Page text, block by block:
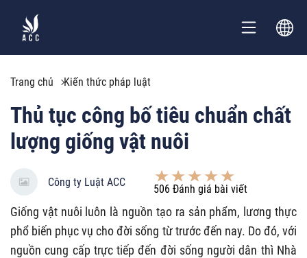
Trang chủ Kiến thức pháp luật
Thủ tục công bố tiêu chuẩn chất
lượng giống vật nuôi
Công ty Luật ACC
506 Đánh giá bài viết
Giống vật nuôi luôn là nguồn tạo ra sản phẩm, lương thực
phổ biến phục vụ cho đời sống từ trước đến nay. Do đó, với
nguồn cung cấp trực tiếp đến đời sống người dân thì Nhà